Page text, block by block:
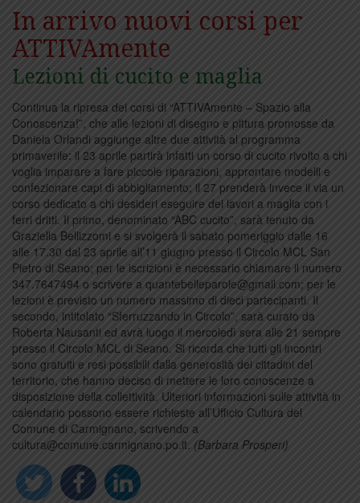
In arrivo nuovi corsi per
ATTIVAmente
Lezioni di cucito e maglia
Continua la ripresa dei corsi di “ATTIVAmente – Spazio alla
Conoscenza!”, che alle lezioni di disegno e pittura promosse da
Daniela Orlandi aggiunge altre due attività al programma
primaverile: il 23 aprile partirà infatti un corso di cucito rivolto a chi
voglia imparare a fare piccole riparazioni, approntare modelli e
confezionare capi di abbigliamento; il 27 prenderà invece il via un
corso dedicato a chi desideri eseguire dei lavori a maglia con i
ferri dritti. Il primo, denominato “ABC cucito”, sarà tenuto da
Graziella Bellizzomi e si svolgerà il sabato pomeriggio dalle 16
alle 17.30 dal 23 aprile all’11 giugno presso il Circolo MCL San
Pietro di Seano; per le iscrizioni è necessario chiamare il numero
347.7647494 o scrivere a quantebelleparole@gmail.com; per le
lezioni è previsto un numero massimo di dieci partecipanti. Il
secondo, intitolato “Sferruzzando in Circolo”, sarà curato da
Roberta Nausanti ed avrà luogo il mercoledì sera alle 21 sempre
presso il Circolo MCL di Seano. Si ricorda che tutti gli incontri
sono gratuiti e resi possibili dalla generosità dei cittadini del
territorio, che hanno deciso di mettere le loro conoscenze a
disposizione della collettività. Ulteriori informazioni sulle attività in
calendario possono essere richieste all’Ufficio Cultura del
Comune di Carmignano, scrivendo a
cultura@comune.carmignano.po.it. (Barbara Prosperi)